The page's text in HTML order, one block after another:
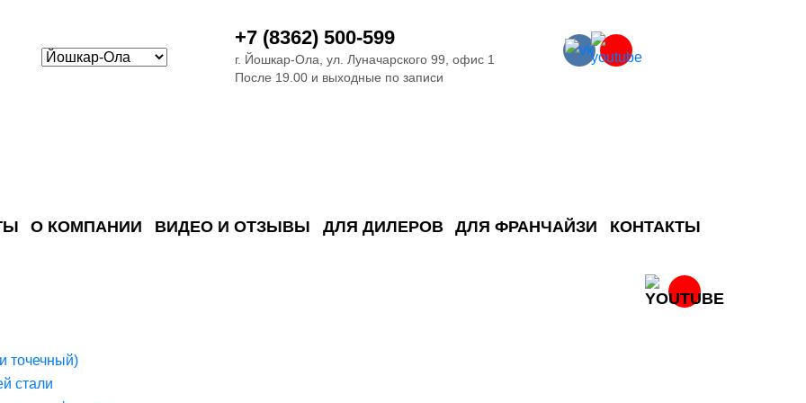
+7 (8362) 500-599
г. Йошкар-Ола, ул. Луначарского 99, офис 1
После 19.00 и выходные по записи
О КОМПАНИИ ВИДЕО И ОТЗЫВЫ ДЛЯ ДИЛЕРОВ ДЛЯ ФРАНЧАЙЗИ КОНТАКТЫ
точечный)
стали